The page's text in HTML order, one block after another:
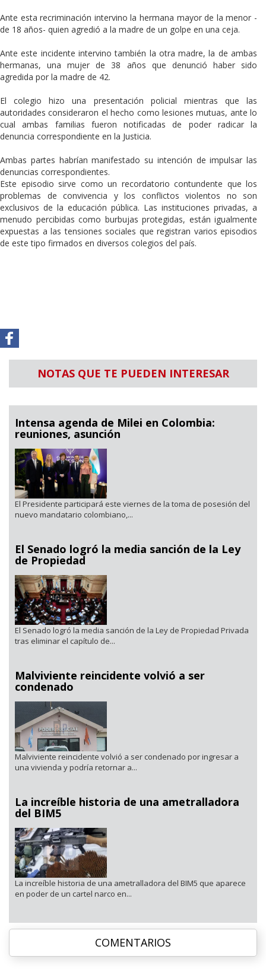
Ante esta recriminación intervino la hermana mayor de la menor -
de 18 años- quien agredió a la madre de un golpe en una ceja.
Ante este incidente intervino también la otra madre, la de ambas
hermanas, una mujer de 38 años que denunció haber sido
agredida por la madre de 42.
El colegio hizo una presentación policial mientras que las
autoridades consideraron el hecho como lesiones mutuas, ante lo
cual ambas familias fueron notificadas de poder radicar la
denuncia correspondiente en la Justicia.
Ambas partes habrían manifestado su intención de impulsar las
denuncias correspondientes.
Este episodio sirve como un recordatorio contundente que los
problemas de convivencia y los conflictos violentos no son
exclusivos de la educación pública. Las instituciones privadas, a
menudo percibidas como burbujas protegidas, están igualmente
expuestas a las tensiones sociales que registran varios episodios
de este tipo firmados en diversos colegios del país.
NOTAS QUE TE PUEDEN INTERESAR
Intensa agenda de Milei en Colombia:
reuniones, asunción
El Presidente participará este viernes de la toma de posesión del
nuevo mandatario colombiano,...
El Senado logró la media sanción de la Ley
de Propiedad
El Senado logró la media sanción de la Ley de Propiedad Privada
tras eliminar el capítulo de...
Malviviente reincidente volvió a ser
condenado
Malviviente reincidente volvió a ser condenado por ingresar a
una vivienda y podría retornar a...
La increíble historia de una ametralladora
del BIM5
La increíble historia de una ametralladora del BIM5 que aparece
en poder de un cartel narco en...
COMENTARIOS